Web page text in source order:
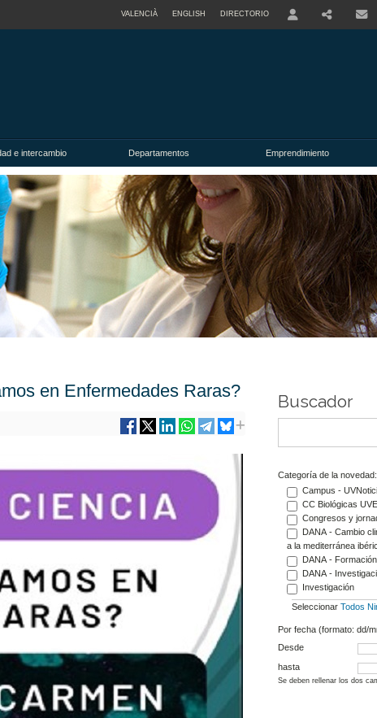
VALENCIÀ ENGLISH DIRECTORIO
e intercambio Departamentos Emprendimiento
en Enfermedades Raras?
Buscador
Categoría de la novedad:
Campus -
CC Biológicas
Congresos y
DANA - Cambio
a la mediterránea
DANA - Formación
DANA -
Investigación
Seleccionar Todos
Por fecha (formato: dd/
Desde
hasta
Se deben rellenar los dos